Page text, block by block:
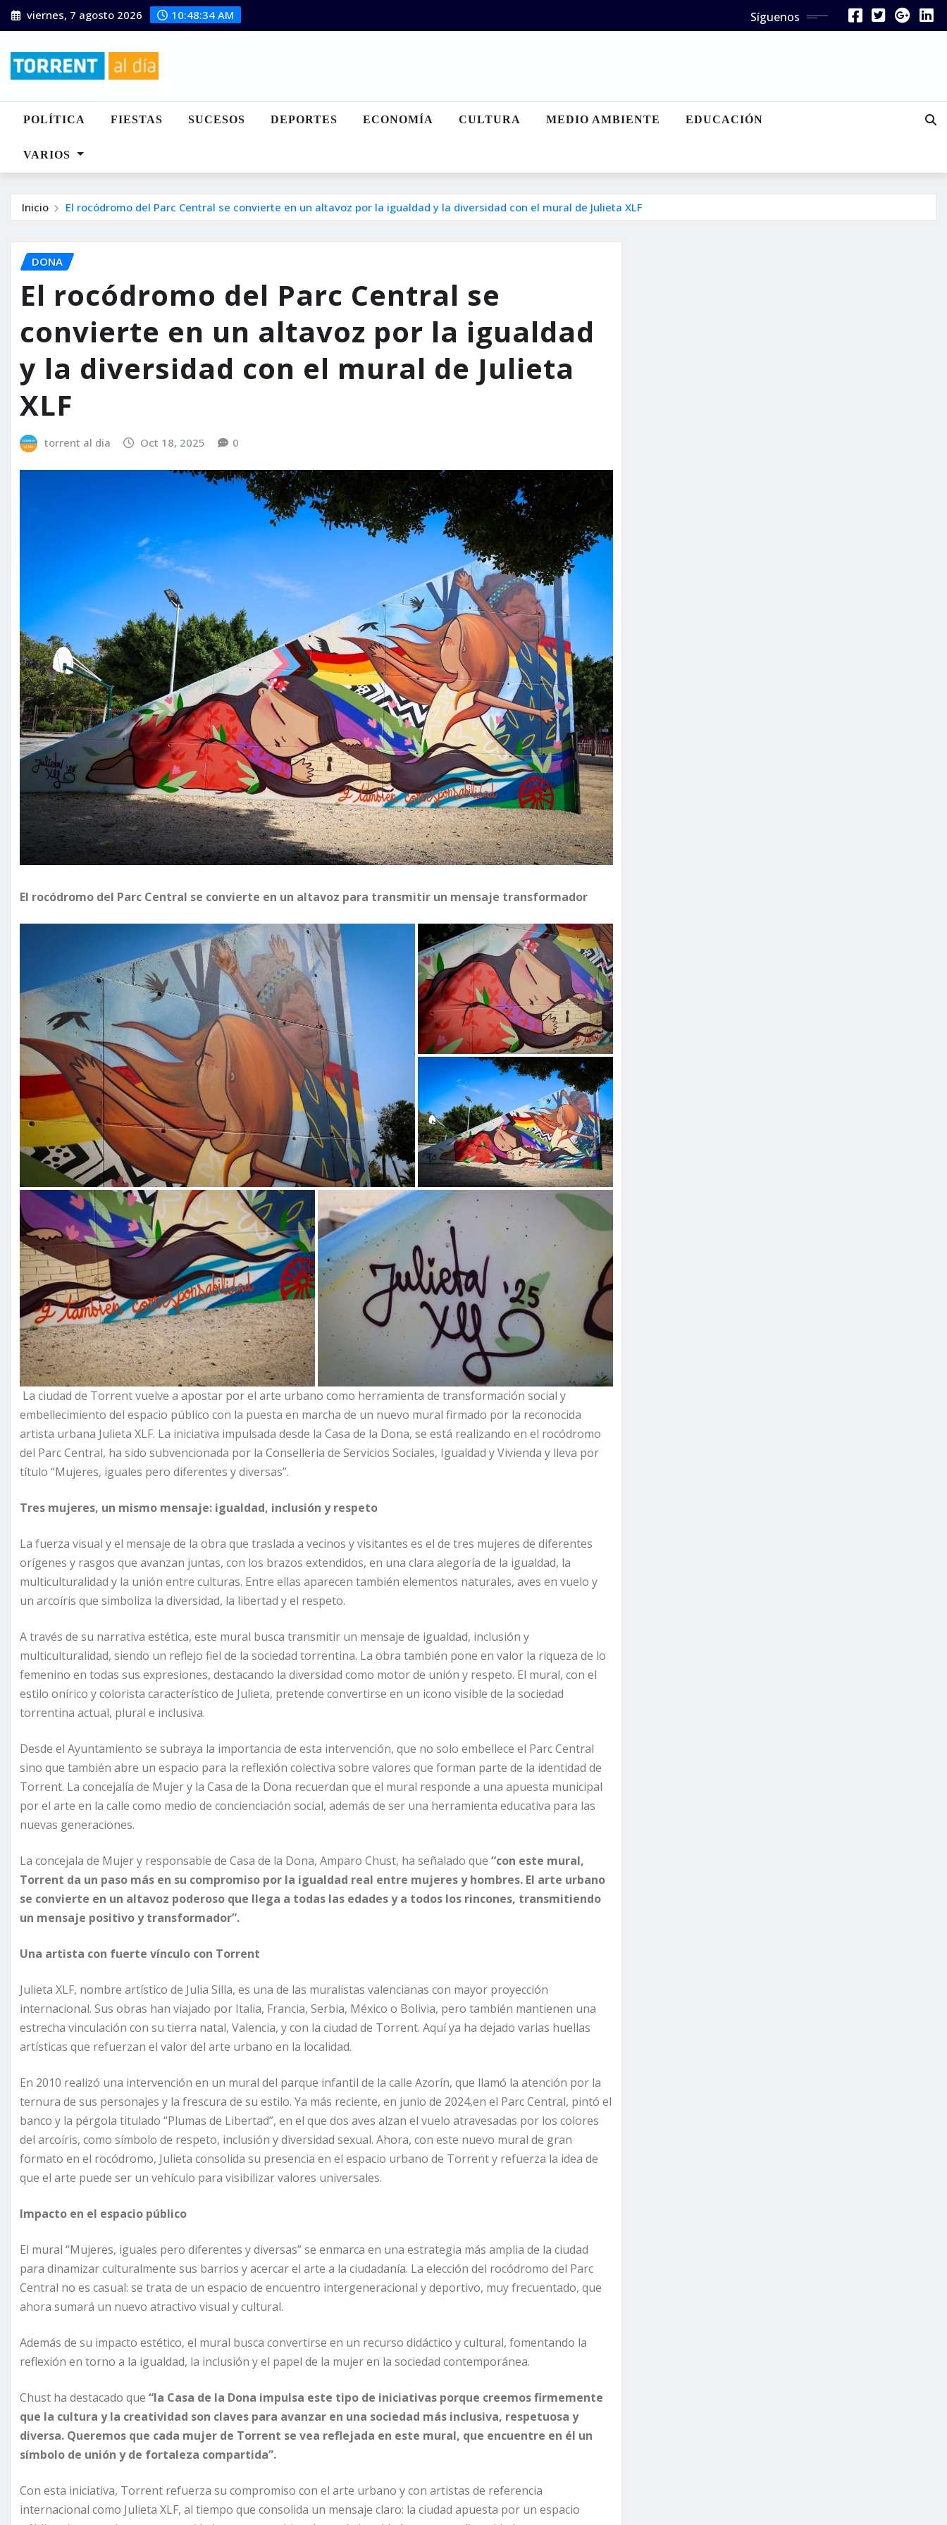
Saltar
al
viernes, 7 agosto 2026 10:48:35 AM Síguenos
POLÍTICA FIESTAS SUCESOS DEPORTES ECONOMÍA CULTURA MEDIO AMBIENTE EDUCACIÓN
VARIOS
Inicio El rocódromo del Parc Central se convierte en un altavoz por la igualdad y la diversidad con el mural de Julieta XLF
DONA
El rocódromo del Parc Central se
convierte en un altavoz por la igualdad
y la diversidad con el mural de Julieta
XLF
torrent al dia Oct 18, 2025 0
El rocódromo del Parc Central se convierte en un altavoz para transmitir un mensaje transformador
La ciudad de Torrent vuelve a apostar por el arte urbano como herramienta de transformación social y
embellecimiento del espacio público con la puesta en marcha de un nuevo mural firmado por la reconocida
artista urbana Julieta XLF. La iniciativa impulsada desde la Casa de la Dona, se está realizando en el rocódromo
del Parc Central, ha sido subvencionada por la Conselleria de Servicios Sociales, Igualdad y Vivienda y lleva por
título “Mujeres, iguales pero diferentes y diversas”.
Tres mujeres, un mismo mensaje: igualdad, inclusión y respeto
La fuerza visual y el mensaje de la obra que traslada a vecinos y visitantes es el de tres mujeres de diferentes
orígenes y rasgos que avanzan juntas, con los brazos extendidos, en una clara alegoría de la igualdad, la
multiculturalidad y la unión entre culturas. Entre ellas aparecen también elementos naturales, aves en vuelo y
un arcoíris que simboliza la diversidad, la libertad y el respeto.
A través de su narrativa estética, este mural busca transmitir un mensaje de igualdad, inclusión y
multiculturalidad, siendo un reflejo fiel de la sociedad torrentina. La obra también pone en valor la riqueza de lo
femenino en todas sus expresiones, destacando la diversidad como motor de unión y respeto. El mural, con el
estilo onírico y colorista característico de Julieta, pretende convertirse en un icono visible de la sociedad
torrentina actual, plural e inclusiva.
Desde el Ayuntamiento se subraya la importancia de esta intervención, que no solo embellece el Parc Central
sino que también abre un espacio para la reflexión colectiva sobre valores que forman parte de la identidad de
Torrent. La concejalía de Mujer y la Casa de la Dona recuerdan que el mural responde a una apuesta municipal
por el arte en la calle como medio de concienciación social, además de ser una herramienta educativa para las
nuevas generaciones.
La concejala de Mujer y responsable de Casa de la Dona, Amparo Chust, ha señalado que “con este mural,
Torrent da un paso más en su compromiso por la igualdad real entre mujeres y hombres. El arte urbano
se convierte en un altavoz poderoso que llega a todas las edades y a todos los rincones, transmitiendo
un mensaje positivo y transformador”.
Una artista con fuerte vínculo con Torrent
Julieta XLF, nombre artístico de Julia Silla, es una de las muralistas valencianas con mayor proyección
internacional. Sus obras han viajado por Italia, Francia, Serbia, México o Bolivia, pero también mantienen una
estrecha vinculación con su tierra natal, Valencia, y con la ciudad de Torrent. Aquí ya ha dejado varias huellas
artísticas que refuerzan el valor del arte urbano en la localidad.
En 2010 realizó una intervención en un mural del parque infantil de la calle Azorín, que llamó la atención por la
ternura de sus personajes y la frescura de su estilo. Ya más reciente, en junio de 2024,en el Parc Central, pintó el
banco y la pérgola titulado “Plumas de Libertad”, en el que dos aves alzan el vuelo atravesadas por los colores
del arcoíris, como símbolo de respeto, inclusión y diversidad sexual. Ahora, con este nuevo mural de gran
formato en el rocódromo, Julieta consolida su presencia en el espacio urbano de Torrent y refuerza la idea de
que el arte puede ser un vehículo para visibilizar valores universales.
Impacto en el espacio público
El mural “Mujeres, iguales pero diferentes y diversas” se enmarca en una estrategia más amplia de la ciudad
para dinamizar culturalmente sus barrios y acercar el arte a la ciudadanía. La elección del rocódromo del Parc
Central no es casual: se trata de un espacio de encuentro intergeneracional y deportivo, muy frecuentado, que
ahora sumará un nuevo atractivo visual y cultural.
Además de su impacto estético, el mural busca convertirse en un recurso didáctico y cultural, fomentando la
reflexión en torno a la igualdad, la inclusión y el papel de la mujer en la sociedad contemporánea.
Chust ha destacado que “la Casa de la Dona impulsa este tipo de iniciativas porque creemos firmemente
que la cultura y la creatividad son claves para avanzar en una sociedad más inclusiva, respetuosa y
diversa. Queremos que cada mujer de Torrent se vea reflejada en este mural, que encuentre en él un
símbolo de unión y de fortaleza compartida”.
Con esta iniciativa, Torrent refuerza su compromiso con el arte urbano y con artistas de referencia
internacional como Julieta XLF, al tiempo que consolida un mensaje claro: la ciudad apuesta por un espacio